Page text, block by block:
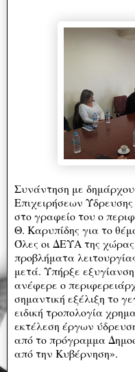
Συνάντηση με
Επιχειρήσεων Ύδρευσης
στο γραφείο του ο
Θ. Καρυπίδης για το
Όλες οι ΔΕΥΑ της
προβλήματα
μετά. Υπήρξε
ανέφερε ο
σημαντική εξέλιξη το
ειδική τροπολογία
εκτέλεση έργων
από το πρόγραμμα
από την Κυβέρνηση».